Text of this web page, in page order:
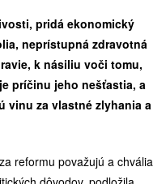
pridá ekonomický
neprístupná zdravotná
k násiliu voči tomu,
príčinu jeho nešťastia, a
vinu za vlastné zlyhania a
reformu považujú a chvália